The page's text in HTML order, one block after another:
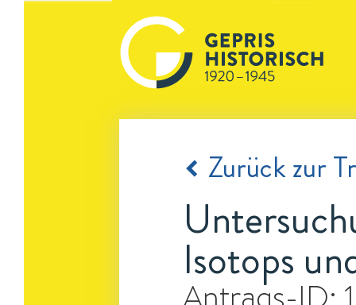
Zurück zur
Isotops
Antrags-ID: